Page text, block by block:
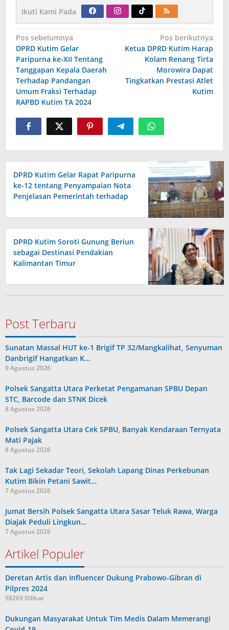
Ikuti Kami Pada
Navigasi
pos
Pos sebelumnya
DPRD Kutim Gelar
Paripurna ke-XII Tentang
Tanggapan Kepala Daerah
Terhadap Pandangan
Umum Fraksi Terhadap
RAPBD Kutim TA 2024
Pos berikutnya
Ketua DPRD Kutim Harap
Kolam Renang Tirta
Morowira Dapat
Tingkatkan Prestasi Atlet
Kutim
DPRD Kutim Gelar Rapat Paripurna
ke-12 tentang Penyampaian Nota
Penjelasan Pemerintah terhadap
DPRD Kutim Soroti Gunung Beriun
sebagai Destinasi Pendakian
Kalimantan Timur
Post Terbaru
Sunatan Massal HUT ke-1 Brigif TP 32/Mangkalihat, Senyuman
Danbrigif Hangatkan K…
9 Agustus 2026
Polsek Sangatta Utara Perketat Pengamanan SPBU Depan
STC, Barcode dan STNK Dicek
8 Agustus 2026
Polsek Sangatta Utara Cek SPBU, Banyak Kendaraan Ternyata
Mati Pajak
8 Agustus 2026
Tak Lagi Sekadar Teori, Sekolah Lapang Dinas Perkebunan
Kutim Bikin Petani Sawit…
7 Agustus 2026
Jumat Bersih Polsek Sangatta Utara Sasar Teluk Rawa, Warga
Diajak Peduli Lingkun…
7 Agustus 2026
Artikel Populer
Deretan Artis dan Influencer Dukung Prabowo-Gibran di
Pilpres 2024
58269 Dilihat
Dukungan Masyarakat Untuk Tim Medis Dalam Memerangi